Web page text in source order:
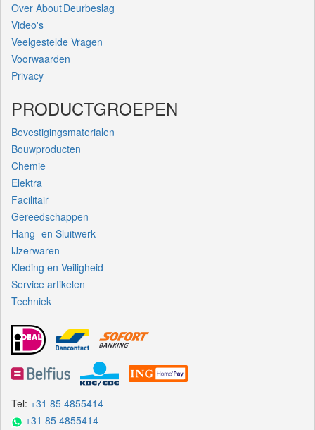
Over About Deurbeslag
Video's
Veelgestelde Vragen
Voorwaarden
Privacy
PRODUCTGROEPEN
Bevestigingsmaterialen
Bouwproducten
Chemie
Elektra
Facilitair
Gereedschappen
Hang- en Sluitwerk
IJzerwaren
Kleding en Veiligheid
Service artikelen
Techniek
Tel: +31 85 4855414
+31 85 4855414